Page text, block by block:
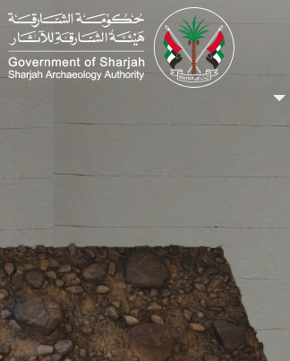
Skip to main content